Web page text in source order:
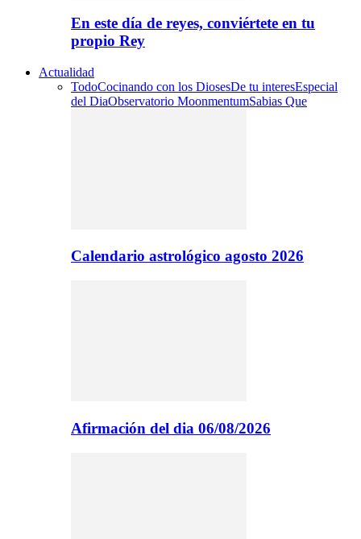
En este día de reyes, conviértete en tu
propio Rey
Actualidad
TodoCocinando con los DiosesDe tu interesEspecial
del DiaObservatorio MoonmentumSabias Que
Calendario astrológico agosto 2026
Afirmación del dia 06/08/2026